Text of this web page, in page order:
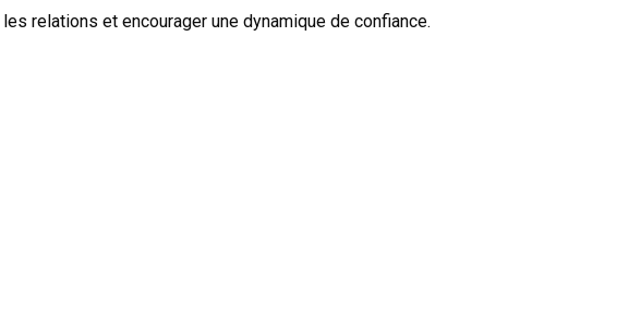
relations et encourager une dynamique de confiance.